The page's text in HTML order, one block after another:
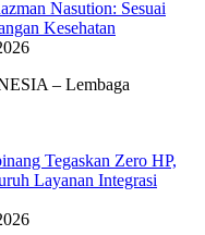
Nasution: Sesuai
Kesehatan
– Lembaga
Tegaskan Zero HP,
Layanan Integrasi